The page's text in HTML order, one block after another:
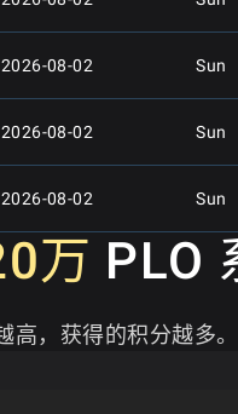
2026-08-02 Sun
2026-08-02 Sun
2026-08-02 Sun
2026-08-02 Sun
2026-08-02 Sun
万 PLO
高，获得的积分越多